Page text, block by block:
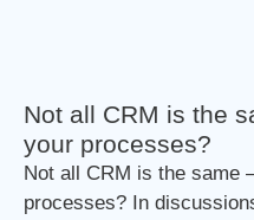
Not all CRM is the
your processes?
Not all CRM is the same
processes? In